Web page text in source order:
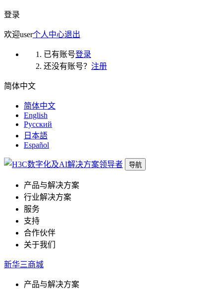
登录
欢迎user个人中心退出
已有账号登录
还没有账号？ 注册
简体中文
简体中文
English
Русский
日本語
Español
导航
产品与解决方案
行业解决方案
服务
支持
合作伙伴
关于我们
新华三商城
产品与解决方案